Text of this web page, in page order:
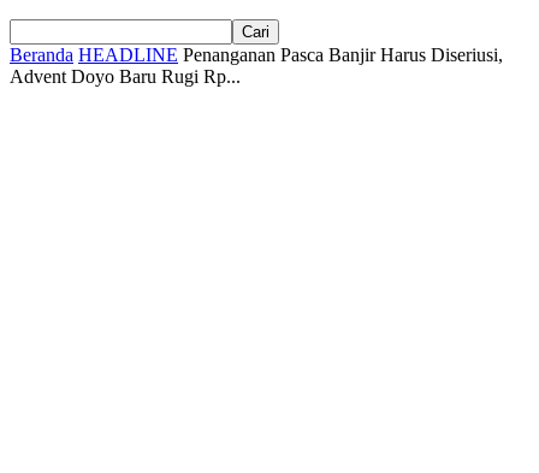
Beranda HEADLINE Penanganan Pasca Banjir Harus Diseriusi,
Advent Doyo Baru Rugi Rp...